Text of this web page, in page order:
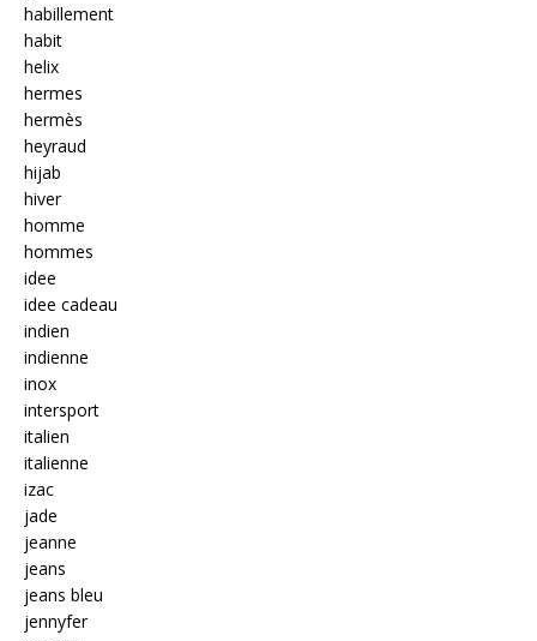
habillement
habit
helix
hermes
hermès
heyraud
hijab
hiver
homme
hommes
idee
idee cadeau
indien
indienne
inox
intersport
italien
italienne
izac
jade
jeanne
jeans
jeans bleu
jennyfer